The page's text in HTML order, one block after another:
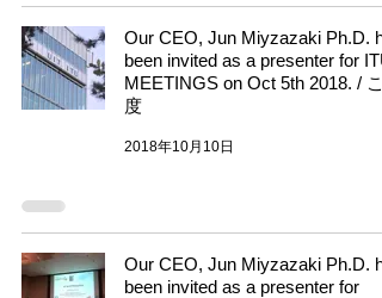
Our CEO, Jun Miyzazaki Ph.D.
been invited as a presenter for ITU
MEETINGS on Oct 5th 2018. / こ
度
2018年10月10日
Our CEO, Jun Miyzazaki Ph.D.
been invited as a presenter for